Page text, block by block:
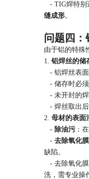
- TIG焊特别
缝成形。
问题四：
由于铝的特殊
1. 铝焊丝的储
- 铝焊丝表面
- 储存时必
- 未开封的焊
- 焊丝取出后
2. 母材的表面
- 除油污 ：
- 去除氧化膜
缺陷。
- 去除氧化膜
洗，需专业操